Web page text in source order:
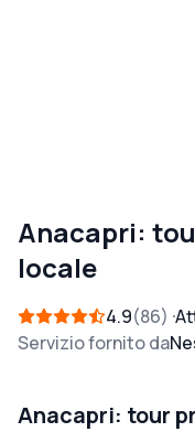
Anacapri:
locale
4.9 86
Servizio fornito da
Anacapri: tour